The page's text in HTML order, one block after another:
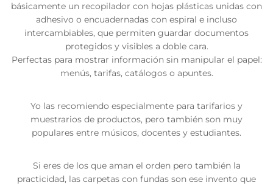
básicamente un recopilador con hojas plásticas unidas con
adhesivo o encuadernadas con espiral e incluso
intercambiables, que permiten guardar documentos
protegidos y visibles a doble cara.
Perfectas para mostrar información sin manipular el papel:
menús, tarifas, catálogos o apuntes.
Yo las recomiendo especialmente para tarifarios y
muestrarios de productos, pero también son muy
populares entre músicos, docentes y estudiantes.
Si eres de los que aman el orden pero también la
practicidad, las carpetas con fundas son ese invento que